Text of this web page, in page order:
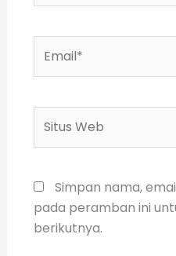
Web
Simpan nama,
pada peramban ini
berikutnya.